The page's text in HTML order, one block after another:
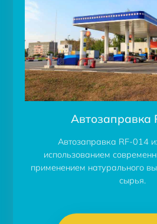
Автозаправка
Автозаправка RF-014
использованием
применением натурального
сырья.